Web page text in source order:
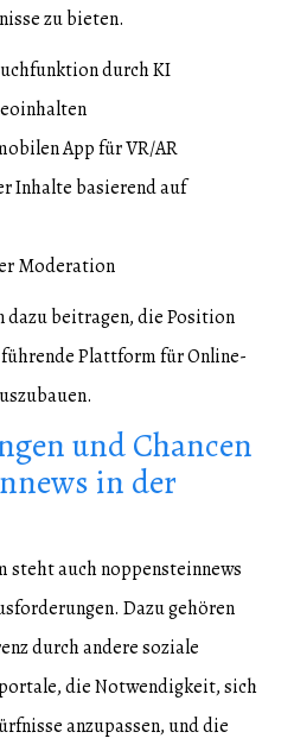
zu bieten.
durch KI
App für VR/AR
Inhalte basierend auf
Moderation
dazu beitragen, die Position
Plattform für Online-
und Chancen
in der
steht auch noppensteinnews
Dazu gehören
durch andere soziale
die Notwendigkeit, sich
anzupassen, und die